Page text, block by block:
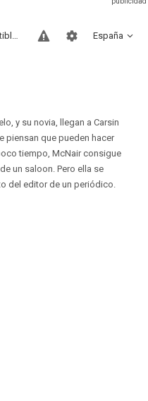
España
Sitios compatibles
y su novia, llegan a Carsin
piensan que pueden hacer
tiempo, McNair consigue
un saloon. Pero ella se
del editor de un periódico.